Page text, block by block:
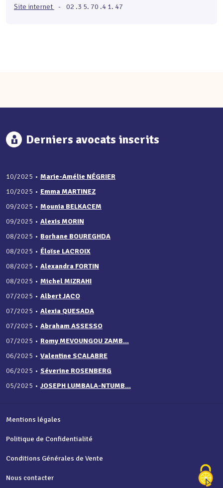
Site internet
- 02 .3 5. 70 .4 1. 47
Derniers avocats inscrits
10/2025 • Marie-Amélie NÉGRIER
10/2025 • Emma MARTINEZ
09/2025 • Mounia BELKACEM
09/2025 • Alexis MORIN
08/2025 • Borhane BOUREGHDA
08/2025 • Éloïse LACROIX
08/2025 • Alexandra FORTIN
08/2025 • Michel MIZRAHI
07/2025 • Albert JACO
07/2025 • Alexia QUESADA
07/2025 • Abraham ASSESSO
07/2025 • Romy MEVOUNGOU ZAMB...
06/2025 • Valentine SCALABRE
06/2025 • Séverine ROSENBERG
05/2025 • JOSEPH LUMBALA-NTUMB...
Mentions légales
Politique de Confidentialité
Conditions Générales de Vente
Nous contacter